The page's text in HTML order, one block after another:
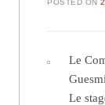
POSTED ON
Le
Le